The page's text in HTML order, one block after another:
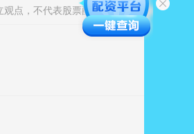
观点，不代表股票配资网观点